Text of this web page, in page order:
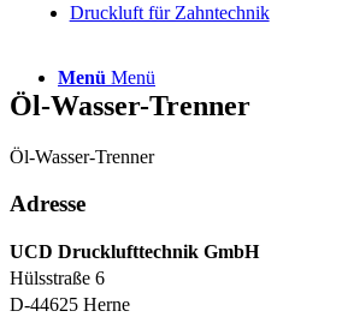
Menü Menü
Druckluft für Zahntechnik
Öl-Wasser-Trenner
Öl-Wasser-Trenner
Adresse
UCD Drucklufttechnik GmbH
Hülsstraße 6
D-44625 Herne